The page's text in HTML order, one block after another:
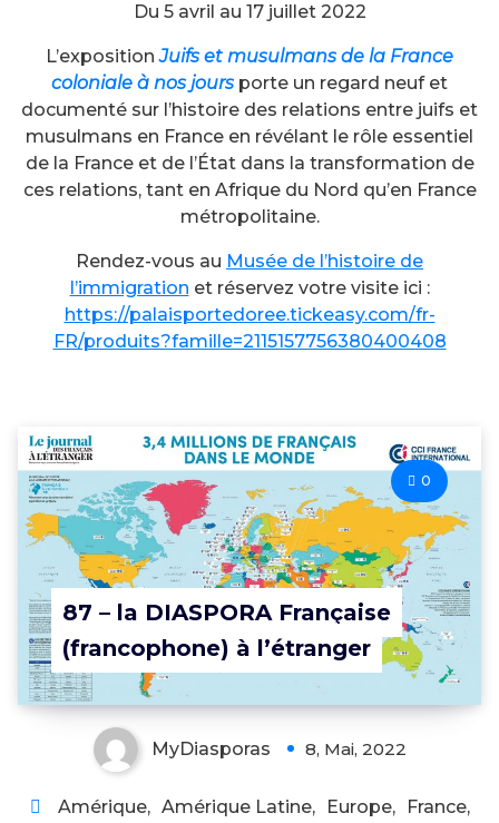
Du 5 avril au 17 juillet 2022
L’exposition Juifs et musulmans de la France
coloniale à nos jours porte un regard neuf et
documenté sur l’histoire des relations entre juifs et
musulmans en France en révélant le rôle essentiel
de la France et de l’État dans la transformation de
ces relations, tant en Afrique du Nord qu’en France
métropolitaine.
Rendez-vous au Musée de l’histoire de
l’immigration et réservez votre visite ici :
https://palaisportedoree.tickeasy.com/fr-
FR/produits?famille=2115157756380400408
87 – la DIASPORA Française
(francophone) à l’étranger
0
MyDiasporas 8, Mai, 2022
Amérique, Amérique Latine, Europe, France,